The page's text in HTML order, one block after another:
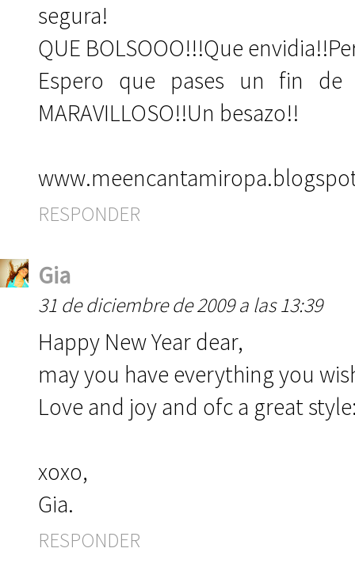
segura!
QUE BOLSOOO!!!Que
Espero que pases un fin
MARAVILLOSO!!Un besazo!!
RESPONDER
Gia
31 de diciembre de 2009 a las 13:39
Happy New Year dear,
may you have everything you
Love and joy and ofc a great
xoxo,
Gia.
RESPONDER